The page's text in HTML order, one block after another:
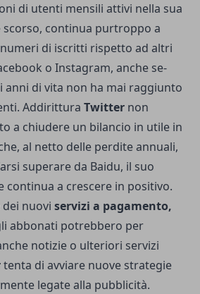
di utenti mensili attivi nella sua
continua purtroppo a
di iscritti rispetto ad altri
o Instagram, anche se-
anni di vita non ha mai raggiunto
Addirittura Twitter non
a chiudere un bilancio in utile in
al netto delle perdite annuali,
superare da Baidu, il suo
continua a crescere in positivo.
nuovi servizi a pagamento,
abbonati potrebbero per
notizie o ulteriori servizi
tenta di avviare nuove strategie
legate alla pubblicità.